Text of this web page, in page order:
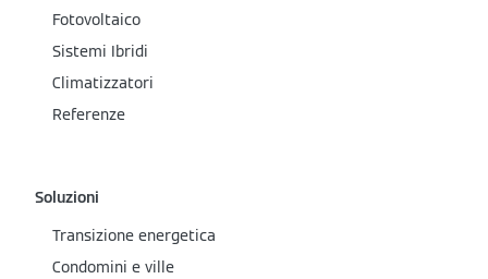
Fotovoltaico
Sistemi Ibridi
Climatizzatori
Referenze
Soluzioni
Transizione energetica
Condomini e ville